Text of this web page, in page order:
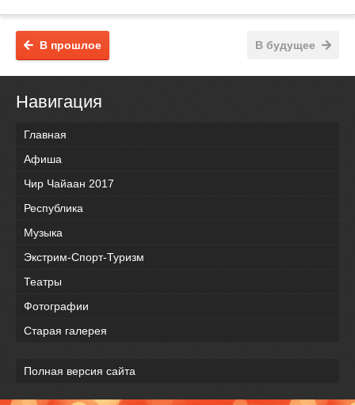
В будущее
В прошлое
Навигация
Главная
Афиша
Чир Чайаан 2017
Республика
Музыка
Экстрим-Спорт-Туризм
Театры
Фотографии
Старая галерея
Полная версия сайта